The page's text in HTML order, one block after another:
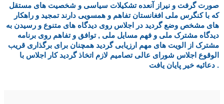
صورت گرفت و نیراز آنعده تشکیلات سیاسی و شخصیت های مستقل
که با کنگرس ملی افغانستان تفاهم و همسویی دارند تمجید و راهکار
های مشخص وضع گردید در اجلاس روی دیدگاه های متنوع و رسیدن به
دیدگاه مشترک ملی و فهم مسایل ملی , توافق و تفاهم روی برنامه
مشترک از الویت های مهم ارزیابی گردید همچنان برای برگذاری قریب
الوقوع اجلاس شورای عالی تصامیم لازم اتخاذ گردید کار اجلاس با
دعائیه خیر پایان یافت .